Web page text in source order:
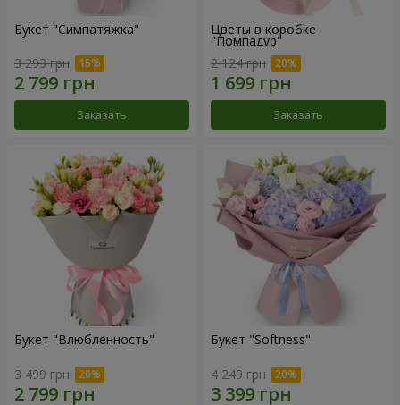
Букет "Симпатяжка"
3 293 грн
Заказать
Цветы в коробке
"Помпадур"
2 124 грн
Заказать
Букет "Влюбленность"
3 499 грн
Букет "Softness"
4 249 грн